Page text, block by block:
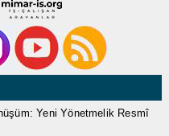
Yeni Yönetmelik Resmî